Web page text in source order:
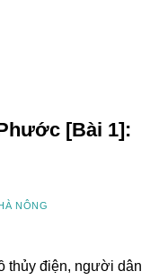
[Bài 1]:
NÔNG
thủy điện, người dân